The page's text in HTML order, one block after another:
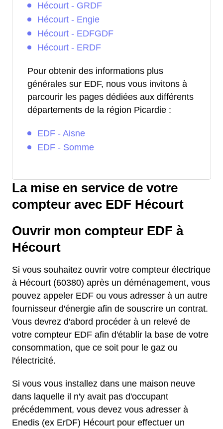
Hécourt - GRDF
Hécourt - Engie
Hécourt - EDFGDF
Hécourt - ERDF
Pour obtenir des informations plus
générales sur EDF, nous vous invitons à
parcourir les pages dédiées aux différents
départements de la région Picardie :
EDF - Aisne
EDF - Somme
La mise en service de votre
compteur avec EDF Hécourt
Ouvrir mon compteur EDF à
Hécourt
Si vous souhaitez ouvrir votre compteur électrique
à Hécourt (60380) après un déménagement, vous
pouvez appeler EDF ou vous adresser à un autre
fournisseur d'énergie afin de souscrire un contrat.
Vous devrez d'abord procéder à un relevé de
votre compteur EDF afin d'établir la base de votre
consommation, que ce soit pour le gaz ou
l'électricité.
Si vous vous installez dans une maison neuve
dans laquelle il n'y avait pas d'occupant
précédemment, vous devez vous adresser à
Enedis (ex ErDF) Hécourt pour effectuer un